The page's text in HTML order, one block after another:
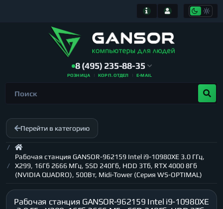
8 (495) 235-88-35
РОЗНИЦА КОРП. ОТДЕЛ E-MAIL
Перейти в категорию
Рабочая станция GANSOR-962159 Intel i9-10980XE 3.0 ГГц,
X299, 16Гб 2666 МГц, SSD 240Гб, HDD 3Тб, RTX 4000 8Гб
(NVIDIA QUADRO), 500Вт, Midi-Tower (Серия WS-OPTIMAL)
Рабочая станция GANSOR-962159 Intel i9-10980XE